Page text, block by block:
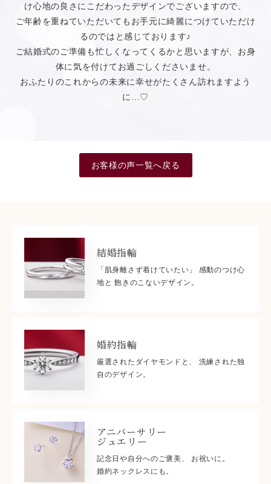
け心地の良さにこだわったデザインでございますので、
ご年齢を重ねていただいてもお手元に綺麗につけていただけ
るのではと感じております♪
ご結婚式のご準備も忙しくなってくるかと思いますが、お身
体に気を付けてお過ごしくださいませ。
おふたりのこれからの未来に幸せがたくさん訪れますよう
に…♡
お客様の声一覧へ戻る
結婚指輪
「肌身離さず着けていたい」 感動のつけ心
地と 飽きのこないデザイン。
婚約指輪
厳選されたダイヤモンドと、 洗練された独
自のデザイン。
アニバーサリー
ジュエリー
記念日や自分へのご褒美、 お祝いに。
婚約ネックレスにも。